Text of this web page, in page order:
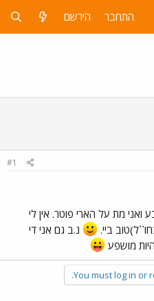
התחבר הירשם
#1
בן 13 מבאר שבע ואני מת על הארי פוטר. אין לי
ביי.
נ.ב גם אני די
מושפע
You must log in or